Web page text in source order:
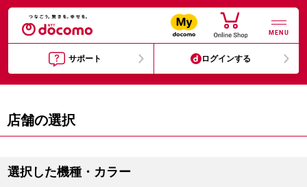
MENU
サポート ログインする
店舗の選択
選択した機種・カラー